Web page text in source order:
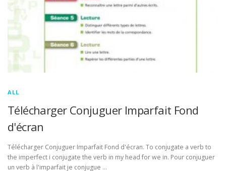
ALL
Télécharger Conjuguer Imparfait Fond
d'écran
Télécharger Conjuguer Imparfait Fond d'écran. To conjugate a verb to
the imperfect i conjugate the verb in my head for we in. Pour conjuguer
un verb à l'imparfait je conjugue …